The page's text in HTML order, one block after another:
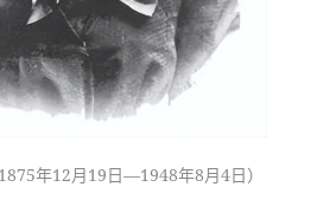
年12月19日—1948年8月4日）